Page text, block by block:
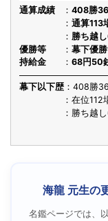
通算成績
408勝
通算113
勝ち越
優勝等
幕下優勝
持給金
68円50
幕下以下歴
408勝
在位112
勝ち越
海龍 元生の
名鑑ページでは、